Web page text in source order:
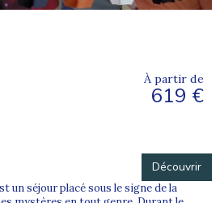
À partir de
619 €
Découvrir
un séjour placé sous le signe de la